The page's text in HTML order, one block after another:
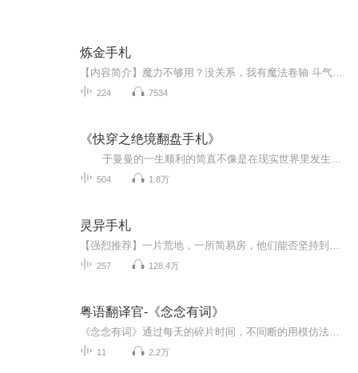
炼金手札
224 7534
《快穿之绝境翻盘手札》
504 1.8万
灵异手札
257 128.4万
粤语翻译官-《念念有词》
11 2.2万